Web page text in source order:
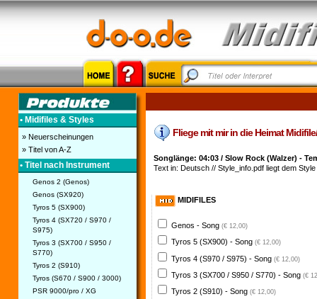
• Midifiles & Styles
» Neuerscheinungen
» Titel von A-Z
• Titel nach Instrument
Genos 2 (Genos)
Genos (SX920)
Tyros 5 (SX900)
Tyros 4 (SX720 / S970 /
S975)
Tyros 3 (SX700 / S950 /
S770)
Tyros 2 (S910)
Tyros (S670 / S900 / 3000)
PSR 9000/pro / XG
Fliege mit mir in die Heimat
Songlänge: 04:03 / Slow Rock (Walzer) -
Text in: Deutsch // Style_info.pdf liegt dem
MIDIFILES
Genos - Song (€ 12,00)
Tyros 5 (SX900) - Song (€ 12,00)
Tyros 4 (S970 / S975) - Song (€ 12,00)
Tyros 3 (SX700 / S950 / S770) - Song (€
Tyros 2 (S910) - Song (€ 12,00)